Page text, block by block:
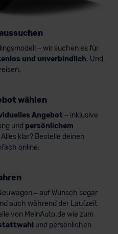
– wir suchen es für
und unverbindlich. Und
wählen
Angebot – inklusive
und persönlichem
klar? Bestelle deinen
online.
– auf Wunsch sogar
auch während der Laufzeit
von MeinAuto.de wie zum
und persönlichen